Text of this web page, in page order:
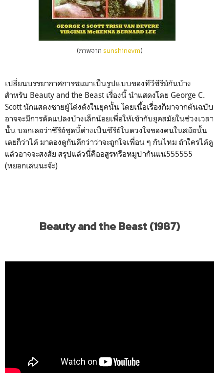
(ภาพจาก sunshinevm)
เปลี่ยนบรรยากาศการชมมาเป็นรูปแบบของทีวีซีรีย์กันบ้าง
สำหรับ Beauty and the Beast เรื่องนี้ นำแสดงโดย George C.
Scott นักแสดงชายผู้โด่งดังในยุคนั้น โดยเนื้อเรื่องก็มาจากต้นฉบับ
อาจจะมีการดัดแปลงบ้างเล็กน้อยเพื่อให้เข้ากับยุคสมัยในช่วงเวลา
นั้น บอกเลยว่าซีรีย์ชุดนี้ต่างเป็นซีรีย์ในดวงใจของคนในสมัยนั้น
เลยก็ว่าได้ มาลองดูกันดีกว่าว่าจะถูกใจเพื่อน ๆ กันไหม ถ้าใครได้ดู
แล้วอาจจะสงสัย สรุปแล้วนี่คืออสูรหรือหมูป่ากันแน่555555
(หยอกเล่นนะจ๊ะ)
Beauty and the Beast (1987)